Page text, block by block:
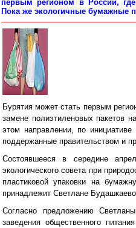
первым регионом в России, где
Пока же экологичные бумажные
Бурятия может стать первым
замене полиэтиленовых пакетов
этом направлении, по
поддержанные правительством и
Состоявшееся в середине
экологического совета при
пластиковой упаковки на
принадлежит Светлане
Согласно предложению
заведения общественного